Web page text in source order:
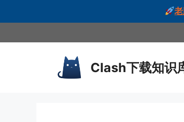
至
Clash下载知识